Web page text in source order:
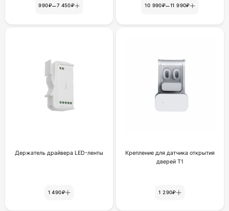
990₽–7 450₽ 10 990₽–11 990₽
Держатель драйвера LED-ленты
1 490₽
Крепление для датчика открытия
дверей Т1
1 290₽